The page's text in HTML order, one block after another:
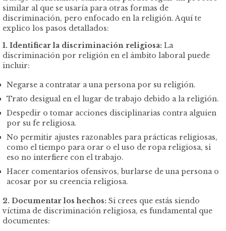
similar al que se usaría para otras formas de
discriminación, pero enfocado en la religión. Aquí te
explico los pasos detallados:
1. Identificar la discriminación religiosa: La
discriminación por religión en el ámbito laboral puede
incluir:
Negarse a contratar a una persona por su religión.
Trato desigual en el lugar de trabajo debido a la religión.
Despedir o tomar acciones disciplinarias contra alguien
por su fe religiosa.
No permitir ajustes razonables para prácticas religiosas,
como el tiempo para orar o el uso de ropa religiosa, si
eso no interfiere con el trabajo.
Hacer comentarios ofensivos, burlarse de una persona o
acosar por su creencia religiosa.
2. Documentar los hechos: Si crees que estás siendo
víctima de discriminación religiosa, es fundamental que
documentes: